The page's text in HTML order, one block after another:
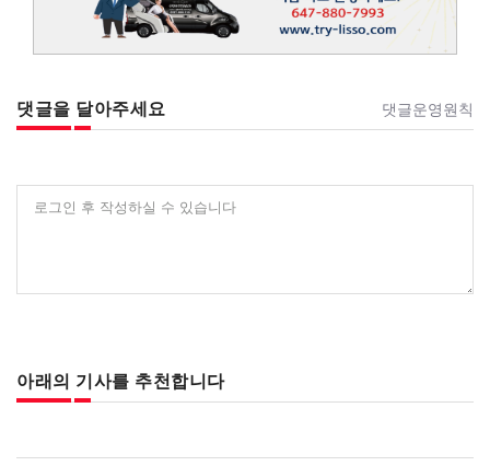
댓글을 달아주세요 댓글운영원칙
로그인 후 작성하실 수 있습니다
아래의 기사를 추천합니다